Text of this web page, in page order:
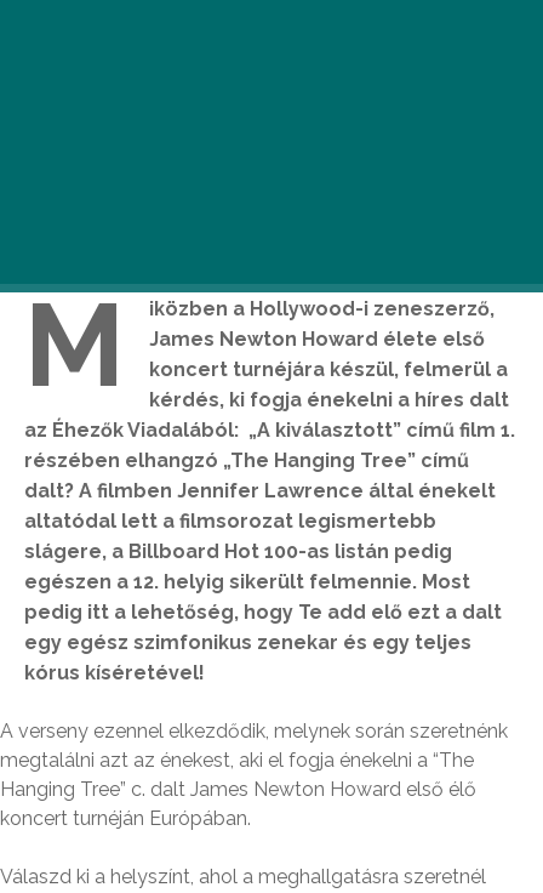
M
iközben a Hollywood-i zeneszerző,
James Newton Howard élete első
koncert turnéjára készül, felmerül a
kérdés, ki fogja énekelni a híres dalt
az Éhezők Viadalából: „A kiválasztott” című film 1.
részében elhangzó „The Hanging Tree” című
dalt? A filmben Jennifer Lawrence által énekelt
altatódal lett a filmsorozat legismertebb
slágere, a Billboard Hot 100-as listán pedig
egészen a 12. helyig sikerült felmennie. Most
pedig itt a lehetőség, hogy Te add elő ezt a dalt
egy egész szimfonikus zenekar és egy teljes
kórus kíséretével!
A verseny ezennel elkezdődik, melynek során szeretnénk
megtalálni azt az énekest, aki el fogja énekelni a “The
Hanging Tree” c. dalt James Newton Howard első élő
koncert turnéján Európában.
Válaszd ki a helyszínt, ahol a meghallgatásra szeretnél